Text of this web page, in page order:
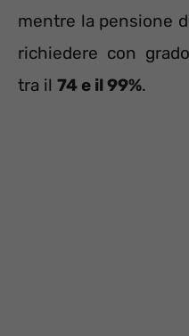
mentre la pensione
richiedere con
tra il 74 e il 99%.